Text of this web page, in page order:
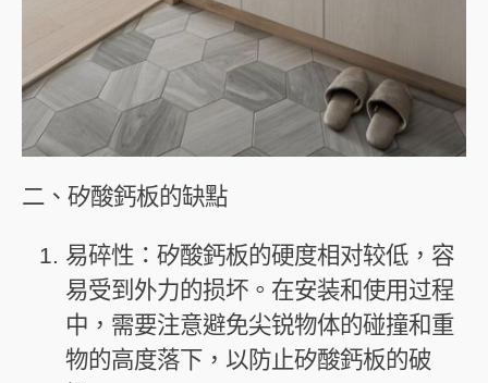
二、矽酸鈣板的缺點
易碎性：矽酸鈣板的硬度相对较低，容
易受到外力的损坏。在安装和使用过程
中，需要注意避免尖锐物体的碰撞和重
物的高度落下，以防止矽酸鈣板的破